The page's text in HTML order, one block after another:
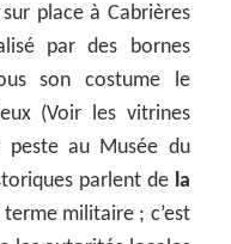
place à Cabrières
par des bornes
son costume le
(Voir les vitrines
peste au Musée du
parlent de la
militaire ; c’est